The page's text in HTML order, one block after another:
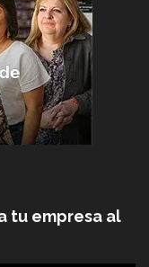
tu empresa al